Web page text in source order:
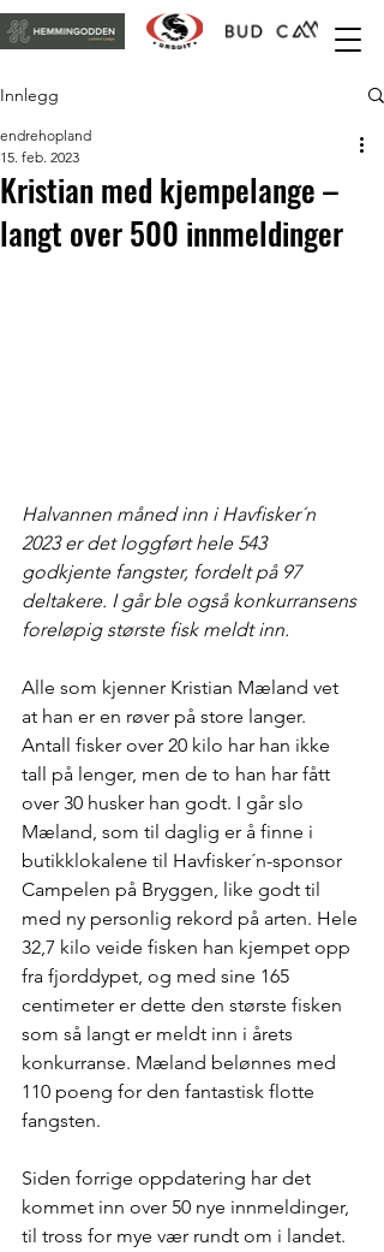
Innlegg
Kristian med kjempelange –
langt over 500 innmeldinger
endrehopland
15. feb. 2023
Halvannen måned inn i Havfisker´n
2023 er det loggført hele 543
godkjente fangster, fordelt på 97
deltakere. I går ble også konkurransens
foreløpig største fisk meldt inn.
Alle som kjenner Kristian Mæland vet
at han er en røver på store langer.
Antall fisker over 20 kilo har han ikke
tall på lenger, men de to han har fått
over 30 husker han godt. I går slo
Mæland, som til daglig er å finne i
butikklokalene til Havfisker´n-sponsor
Campelen på Bryggen, like godt til
med ny personlig rekord på arten. Hele
32,7 kilo veide fisken han kjempet opp
fra fjorddypet, og med sine 165
centimeter er dette den største fisken
som så langt er meldt inn i årets
konkurranse. Mæland belønnes med
110 poeng for den fantastisk flotte
fangsten.
Siden forrige oppdatering har det
kommet inn over 50 nye innmeldinger,
til tross for mye vær rundt om i landet.